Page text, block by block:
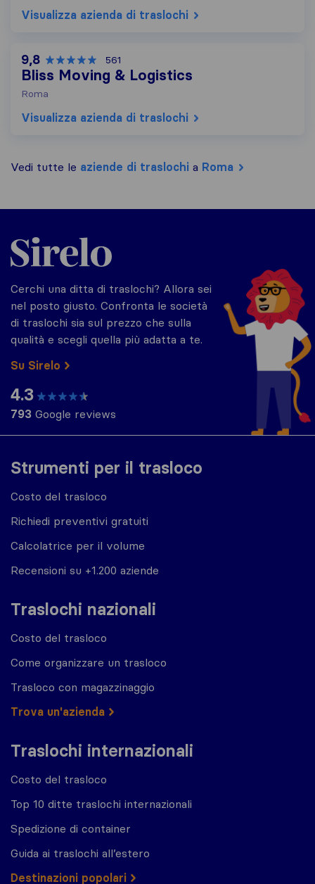
Visualizza azienda di traslochi
9,8 561
Bliss Moving & Logistics
Roma
Visualizza azienda di traslochi
Vedi tutte le aziende di traslochi a Roma
Strumenti per il trasloco
Costo del trasloco
Richiedi preventivi gratuiti
Calcolatrice per il volume
Recensioni su +1.200 aziende
Traslochi nazionali
Costo del trasloco
Come organizzare un trasloco
Trasloco con magazzinaggio
Trova un'azienda
Traslochi internazionali
Costo del trasloco
Top 10 ditte traslochi internazionali
Spedizione di container
Guida ai traslochi all’estero
Destinazioni popolari
Sirelo.it
Cerchi una ditta di traslochi? Allora sei
nel posto giusto. Confronta le società
di traslochi sia sul prezzo che sulla
qualità e scegli quella più adatta a te.
Su Sirelo
4.3
793 Google reviews